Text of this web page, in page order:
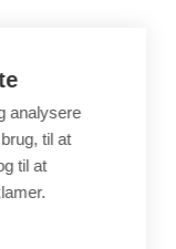
analysere
til at
til at